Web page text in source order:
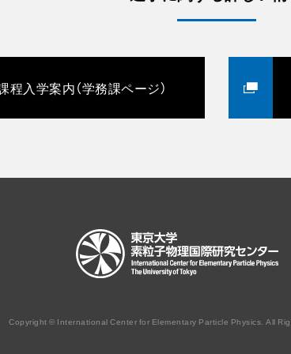
程入学案内（学務課ページ）
Copyright © International Center for Elementary Particle Physics. All